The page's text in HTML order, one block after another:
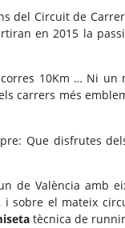
del Circuit de
en 2015 la
10Km … Ni un
carrers més
Que disfrutes
de València amb
i sobre el mateix
tècnica de